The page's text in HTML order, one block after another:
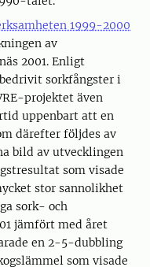
1999-2000
av
2001. Enligt
sorkfångster i
projektet även
uppenbart att en
därefter följdes av
bild av utvecklingen
som visade
stor sannolikhet
sork- och
jämfört med året
en 2-5-dubbling
som visade